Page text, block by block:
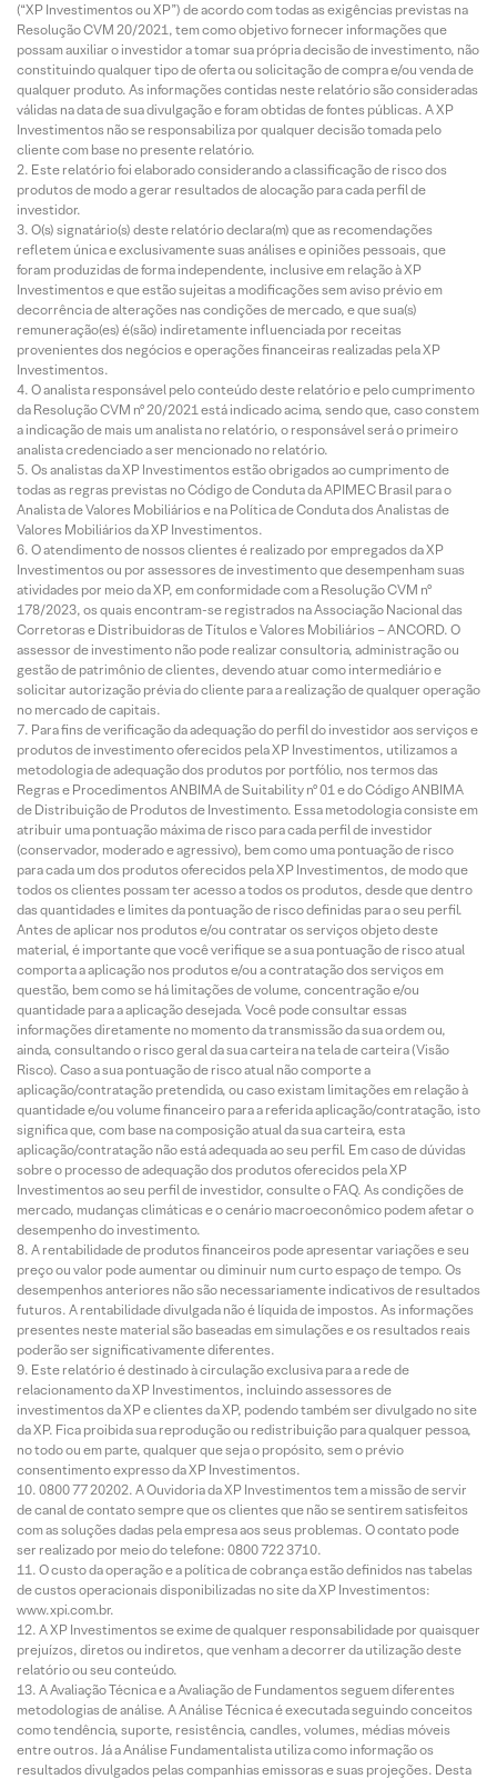
(“XP Investimentos ou XP”) de acordo com todas as exigências previstas na
Resolução CVM 20/2021, tem como objetivo fornecer informações que
possam auxiliar o investidor a tomar sua própria decisão de investimento, não
constituindo qualquer tipo de oferta ou solicitação de compra e/ou venda de
qualquer produto. As informações contidas neste relatório são consideradas
válidas na data de sua divulgação e foram obtidas de fontes públicas. A XP
Investimentos não se responsabiliza por qualquer decisão tomada pelo
cliente com base no presente relatório.
Este relatório foi elaborado considerando a classificação de risco dos
produtos de modo a gerar resultados de alocação para cada perfil de
investidor.
O(s) signatário(s) deste relatório declara(m) que as recomendações
refletem única e exclusivamente suas análises e opiniões pessoais, que
foram produzidas de forma independente, inclusive em relação à XP
Investimentos e que estão sujeitas a modificações sem aviso prévio em
decorrência de alterações nas condições de mercado, e que sua(s)
remuneração(es) é(são) indiretamente influenciada por receitas
provenientes dos negócios e operações financeiras realizadas pela XP
Investimentos.
O analista responsável pelo conteúdo deste relatório e pelo cumprimento
da Resolução CVM nº 20/2021 está indicado acima, sendo que, caso constem
a indicação de mais um analista no relatório, o responsável será o primeiro
analista credenciado a ser mencionado no relatório.
Os analistas da XP Investimentos estão obrigados ao cumprimento de
todas as regras previstas no Código de Conduta da APIMEC Brasil para o
Analista de Valores Mobiliários e na Política de Conduta dos Analistas de
Valores Mobiliários da XP Investimentos.
O atendimento de nossos clientes é realizado por empregados da XP
Investimentos ou por assessores de investimento que desempenham suas
atividades por meio da XP, em conformidade com a Resolução CVM nº
178/2023, os quais encontram-se registrados na Associação Nacional das
Corretoras e Distribuidoras de Títulos e Valores Mobiliários – ANCORD. O
assessor de investimento não pode realizar consultoria, administração ou
gestão de patrimônio de clientes, devendo atuar como intermediário e
solicitar autorização prévia do cliente para a realização de qualquer operação
no mercado de capitais.
Para fins de verificação da adequação do perfil do investidor aos serviços e
produtos de investimento oferecidos pela XP Investimentos, utilizamos a
metodologia de adequação dos produtos por portfólio, nos termos das
Regras e Procedimentos ANBIMA de Suitability nº 01 e do Código ANBIMA
de Distribuição de Produtos de Investimento. Essa metodologia consiste em
atribuir uma pontuação máxima de risco para cada perfil de investidor
(conservador, moderado e agressivo), bem como uma pontuação de risco
para cada um dos produtos oferecidos pela XP Investimentos, de modo que
todos os clientes possam ter acesso a todos os produtos, desde que dentro
das quantidades e limites da pontuação de risco definidas para o seu perfil.
Antes de aplicar nos produtos e/ou contratar os serviços objeto deste
material, é importante que você verifique se a sua pontuação de risco atual
comporta a aplicação nos produtos e/ou a contratação dos serviços em
questão, bem como se há limitações de volume, concentração e/ou
quantidade para a aplicação desejada. Você pode consultar essas
informações diretamente no momento da transmissão da sua ordem ou,
ainda, consultando o risco geral da sua carteira na tela de carteira (Visão
Risco). Caso a sua pontuação de risco atual não comporte a
aplicação/contratação pretendida, ou caso existam limitações em relação à
quantidade e/ou volume financeiro para a referida aplicação/contratação, isto
significa que, com base na composição atual da sua carteira, esta
aplicação/contratação não está adequada ao seu perfil. Em caso de dúvidas
sobre o processo de adequação dos produtos oferecidos pela XP
Investimentos ao seu perfil de investidor, consulte o FAQ. As condições de
mercado, mudanças climáticas e o cenário macroeconômico podem afetar o
desempenho do investimento.
A rentabilidade de produtos financeiros pode apresentar variações e seu
preço ou valor pode aumentar ou diminuir num curto espaço de tempo. Os
desempenhos anteriores não são necessariamente indicativos de resultados
futuros. A rentabilidade divulgada não é líquida de impostos. As informações
presentes neste material são baseadas em simulações e os resultados reais
poderão ser significativamente diferentes.
Este relatório é destinado à circulação exclusiva para a rede de
relacionamento da XP Investimentos, incluindo assessores de
investimentos da XP e clientes da XP, podendo também ser divulgado no site
da XP. Fica proibida sua reprodução ou redistribuição para qualquer pessoa,
no todo ou em parte, qualquer que seja o propósito, sem o prévio
consentimento expresso da XP Investimentos.
0800 77 20202. A Ouvidoria da XP Investimentos tem a missão de servir
de canal de contato sempre que os clientes que não se sentirem satisfeitos
com as soluções dadas pela empresa aos seus problemas. O contato pode
ser realizado por meio do telefone: 0800 722 3710.
O custo da operação e a política de cobrança estão definidos nas tabelas
de custos operacionais disponibilizadas no site da XP Investimentos:
www.xpi.com.br.
A XP Investimentos se exime de qualquer responsabilidade por quaisquer
prejuízos, diretos ou indiretos, que venham a decorrer da utilização deste
relatório ou seu conteúdo.
A Avaliação Técnica e a Avaliação de Fundamentos seguem diferentes
metodologias de análise. A Análise Técnica é executada seguindo conceitos
como tendência, suporte, resistência, candles, volumes, médias móveis
entre outros. Já a Análise Fundamentalista utiliza como informação os
resultados divulgados pelas companhias emissoras e suas projeções. Desta